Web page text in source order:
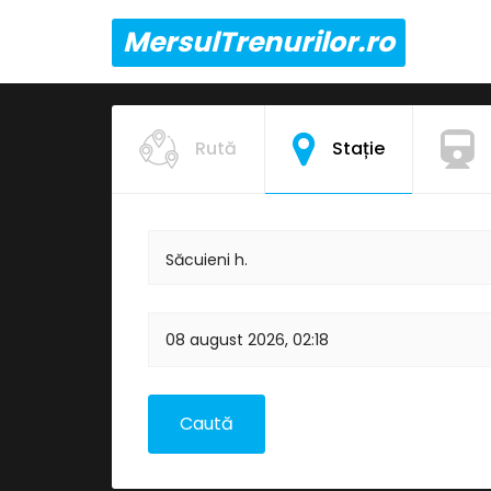
MersulTrenurilor.ro
Rută Stație
Săcuieni h.